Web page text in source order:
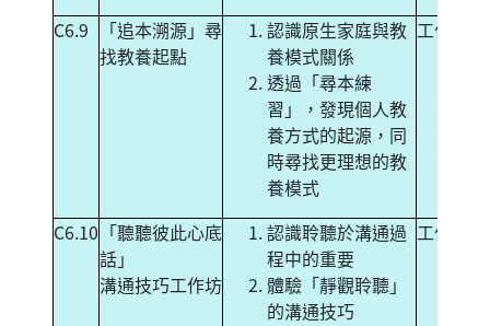
C6.9
「追本溯源」尋
找教養起點
認識原生家庭與教
養模式關係
透過「尋本練
習」，發現個人教
養方式的起源，同
時尋找更理想的教
養模式
工作坊
C6.10 「聽聽彼此心底
話」
溝通技巧工作坊
認識聆聽於溝通過
程中的重要
體驗「靜觀聆聽」
的溝通技巧
工作坊